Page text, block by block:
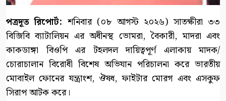
পত্রদূত রিপোর্ট: শনিবার (০৮ আগস্ট ২০২৬) সাতক্ষীরা ৩৩
বিজিবি ব্যাটালিয়ন এর অধীনস্থ ভোমরা, বৈকারী, মাদরা এবং
কাকডাঙ্গা বিওপি এর টহলদল দায়িত্বপূর্ণ এলাকায় মাদক/
চোরাচালান বিরোধী বিশেষ অভিযান পরিচালনা করে ভারতীয়
মোবাইল ফোনের যন্ত্রাংশ, ঔষধ, ফাইটার মোরগ এবং এসকুফ
সিরাপ আটক করে।